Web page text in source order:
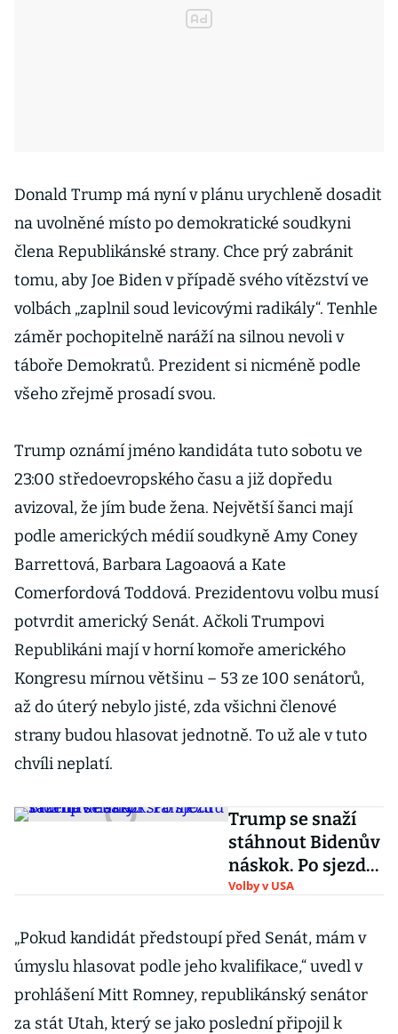
Donald Trump má nyní v plánu urychleně dosadit
na uvolněné místo po demokratické soudkyni
člena Republikánské strany. Chce prý zabránit
tomu, aby Joe Biden v případě svého vítězství ve
volbách „zaplnil soud levicovými radikály“. Tenhle
záměr pochopitelně naráží na silnou nevoli v
táboře Demokratů. Prezident si nicméně podle
všeho zřejmě prosadí svou.
Trump oznámí jméno kandidáta tuto sobotu ve
23:00 středoevropského času a již dopředu
avizoval, že jím bude žena. Největší šanci mají
podle amerických médií soudkyně Amy Coney
Barrettová, Barbara Lagoaová a Kate
Comerfordová Toddová. Prezidentovu volbu musí
potvrdit americký Senát. Ačkoli Trumpovi
Republikáni mají v horní komoře amerického
Kongresu mírnou většinu – 53 ze 100 senátorů,
až do úterý nebylo jisté, zda všichni členové
strany budou hlasovat jednotně. To už ale v tuto
chvíli neplatí.
Trump se snaží
stáhnout Bidenův
náskok. Po sjezdu
sází na debaty
Volby v USA
„Pokud kandidát předstoupí před Senát, mám v
úmyslu hlasovat podle jeho kvalifikace,“ uvedl v
prohlášení Mitt Romney, republikánský senátor
za stát Utah, který se jako poslední připojil k